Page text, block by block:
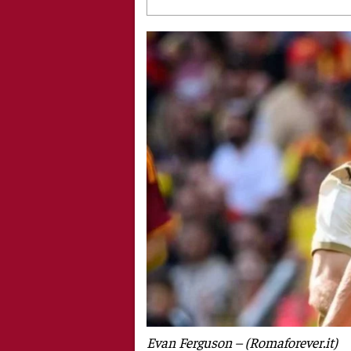
Evan Ferguson – (Romaforever.it)